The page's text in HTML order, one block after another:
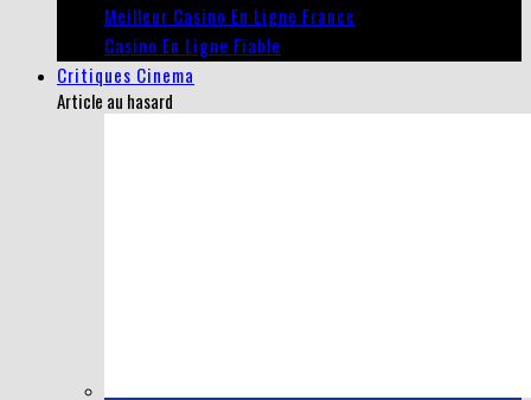
Meilleur Casino En Ligne France
Casino En Ligne Fiable
Critiques Cinema
Article au hasard